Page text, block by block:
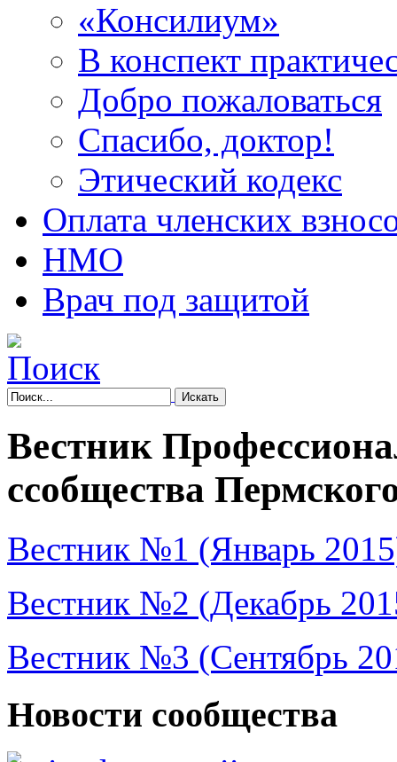
«Консилиум»
В конспект
Добро пожаловаться
Спасибо, доктор!
Этический кодекс
Оплата членских
НМО
Врач под защитой
Вестник
ссобщества
Вестник №1 (Январь
Вестник №2 (Декабрь
Вестник №3 (Сентябрь
Новости сообщества